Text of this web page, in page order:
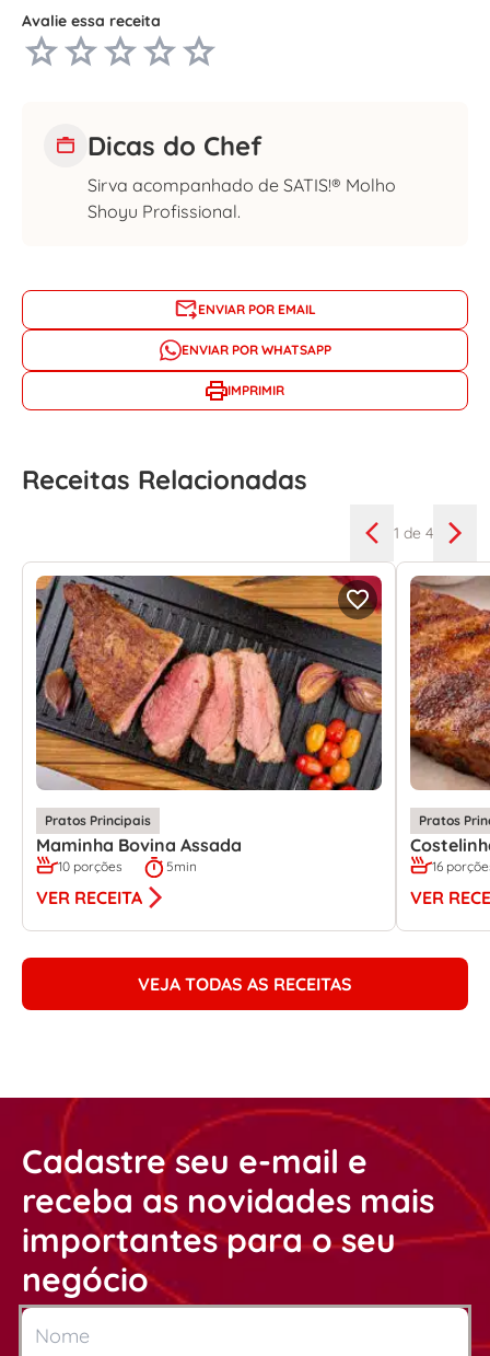
Avalie essa receita
Dicas do Chef
Sirva acompanhado de SATIS!® Molho
Shoyu Profissional.
ENVIAR POR EMAIL
ENVIAR POR WHATSAPP
IMPRIMIR
Receitas Relacionadas
1 de 4
Pratos Principais
Maminha Bovina Assada
10 porções 5min
VER RECEITA
Pratos
16
VER
VEJA TODAS AS RECEITAS
Cadastre seu e-mail e
receba as novidades mais
importantes para o seu
negócio